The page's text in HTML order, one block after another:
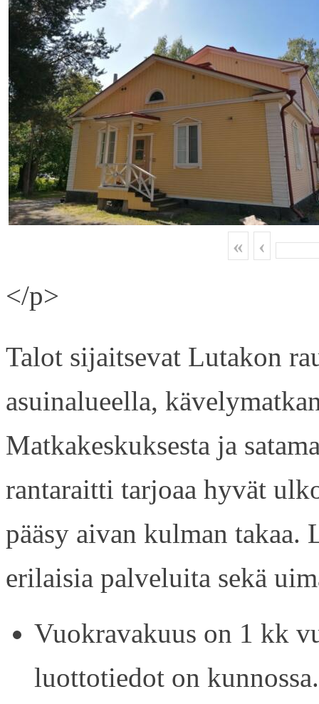
« ‹
</p>
Talot sijaitsevat Lutakon
asuinalueella,
Matkakeskuksesta ja
rantaraitti tarjoaa hyvät
pääsy aivan kulman
erilaisia palveluita sekä
Vuokravakuus on 1 kk
luottotiedot on kunnossa.